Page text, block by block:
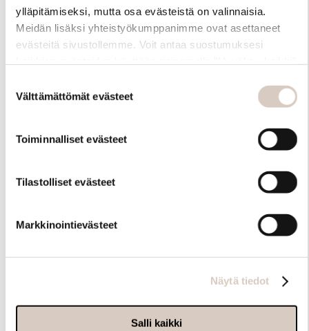
ylläpitämiseksi, mutta osa evästeistä on valinnaisia.
Meidän lisäksi yhteistyökumppanimme ovat asettaneet
evästeitä sivustollemme. Voit antaa suostumuksesi
myöhemmin ”Evästeasetukset” -linkin kautta.
valinta
Välttämättömät evästeet
Toiminnalliset evästeet
Tilastolliset evästeet
Markkinointievästeet
Näytä tiedot
Salli kaikki
Samankaltaisia tuotteita